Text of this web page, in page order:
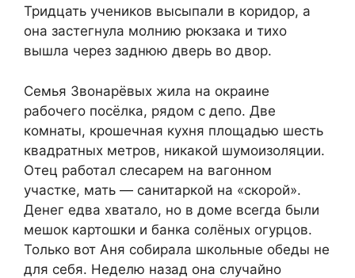
Тридцать учеников высыпали в коридор, а
она застегнула молнию рюкзака и тихо
вышла через заднюю дверь во двор.
Семья Звонарёвых жила на окраине
рабочего посёлка, рядом с депо. Две
комнаты, крошечная кухня площадью шесть
квадратных метров, никакой шумоизоляции.
Отец работал слесарем на вагонном
участке, мать — санитаркой на «скорой».
Денег едва хватало, но в доме всегда были
мешок картошки и банка солёных огурцов.
Только вот Аня собирала школьные обеды не
для себя. Неделю назад она случайно